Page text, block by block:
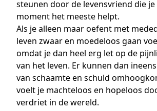
steunen door de levensvriend die
moment het meeste helpt.
Als je alleen maar oefent met
leven zwaar en moedeloos gaan
omdat je dan heel erg let op de
van het leven. Er kunnen dan
van schaamte en schuld
voelt je machteloos en hopeloos
verdriet in de wereld.